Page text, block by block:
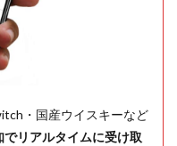
・国産ウイスキーなど
リアルタイムに受け取